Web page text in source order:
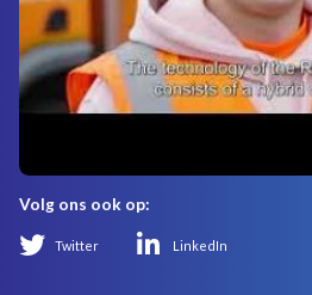
Volg ons ook op:
Twitter LinkedIn